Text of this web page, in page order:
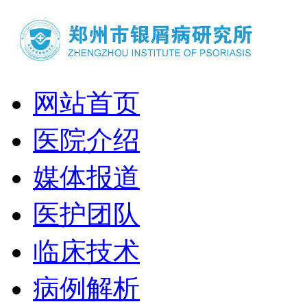
网站首页
医院介绍
媒体报道
医护团队
临床技术
病例解析